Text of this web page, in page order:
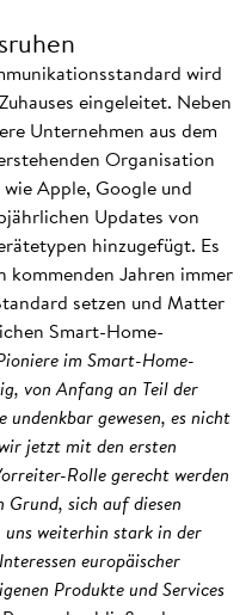
wird
eingeleitet. Neben
Unternehmen aus dem
Organisation
Apple, Google und
Updates von
hinzugefügt. Es
kommenden Jahren immer
setzen und Matter
Smart-Home-
im Smart-Home-
von Anfang an Teil der
undenkbar gewesen, es nicht
jetzt mit den ersten
Rolle gerecht werden
sich auf diesen
uns weiterhin stark in der
europäischer
Produkte und Services